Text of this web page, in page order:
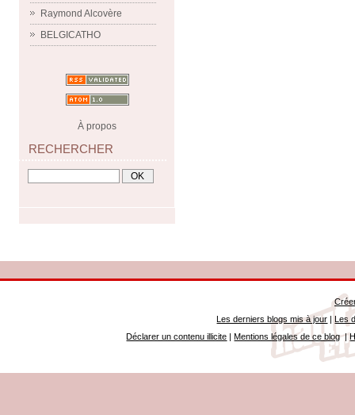
Raymond Alcovère
BELGICATHO
À propos
RECHERCHER
Les derniers blogs mis à jour |Les
Déclarer un contenu illicite |Mentions légales de ce blog|